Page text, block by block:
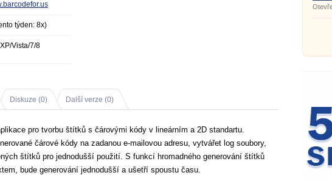
týden: 8x)
Vista/7/8
Diskuze (0) Další verze (0)
pro tvorbu štítků s čárovými kódy v lineárním a 2D standartu.
čárové kódy na zadanou e-mailovou adresu, vytvářet log soubory,
štítků pro jednodušší použití. S funkcí hromadného generování štítků
bude generování jednodušší a ušetří spoustu času.
Pack
ve